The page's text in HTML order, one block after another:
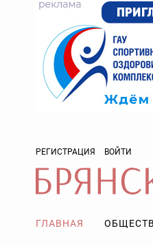
РЕГИСТРАЦИЯ ВОЙТИ
ГЛАВНАЯ